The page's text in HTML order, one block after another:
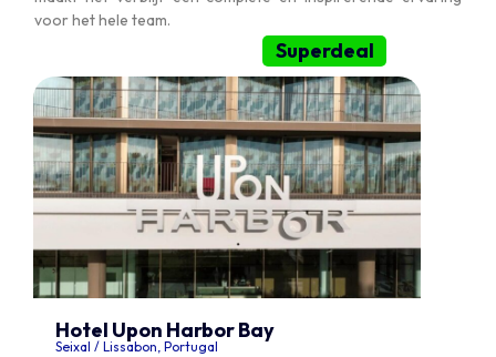
voor het hele team.
Hotel Upon Harbor Bay
Seixal / Lissabon, Portugal
Superdeal